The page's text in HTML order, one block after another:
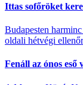
Ittas sofőröket
Budapesten
oldali hétvégi
Fenáll az ónos eső